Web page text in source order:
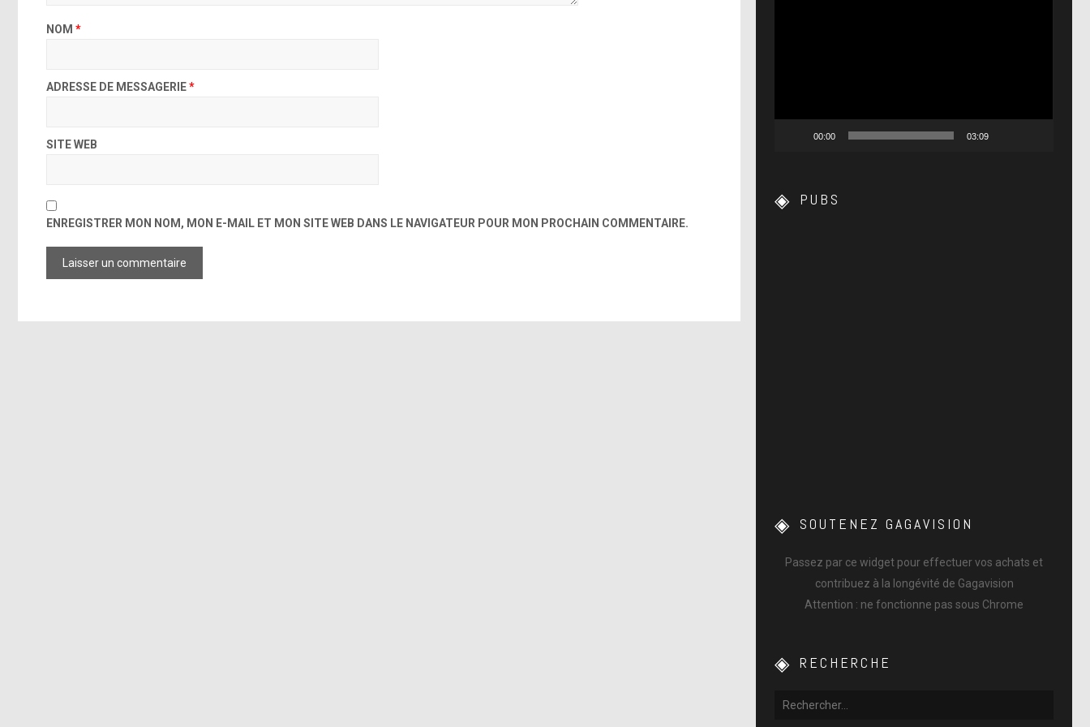
NOM *
ADRESSE DE MESSAGERIE*
SITE WEB
ENREGISTRER MON NOM, MON E-MAIL ET MON SITE WEB DANS LE NAVIGATEUR POUR MON PROCHAIN COMMENTAIRE.
00:00 03:09
PUBS
SOUTENEZ GAGAVISION
Passez par ce widget pour effectuer vos achats et
contribuez à la longévité de Gagavision
Attention : ne fonctionne pas sous Chrome
RECHERCHE